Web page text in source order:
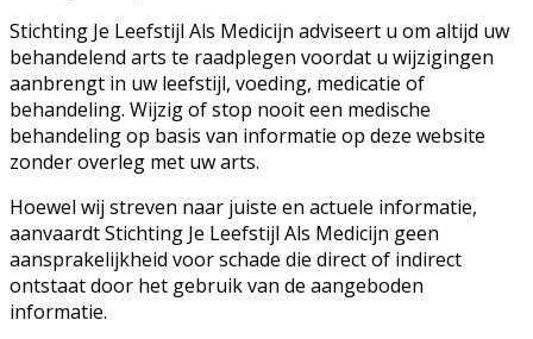
Stichting Je Leefstijl Als Medicijn adviseert u om altijd uw
behandelend arts te raadplegen voordat u wijzigingen
aanbrengt in uw leefstijl, voeding, medicatie of
behandeling. Wijzig of stop nooit een medische
behandeling op basis van informatie op deze website
zonder overleg met uw arts.
Hoewel wij streven naar juiste en actuele informatie,
aanvaardt Stichting Je Leefstijl Als Medicijn geen
aansprakelijkheid voor schade die direct of indirect
ontstaat door het gebruik van de aangeboden
informatie.